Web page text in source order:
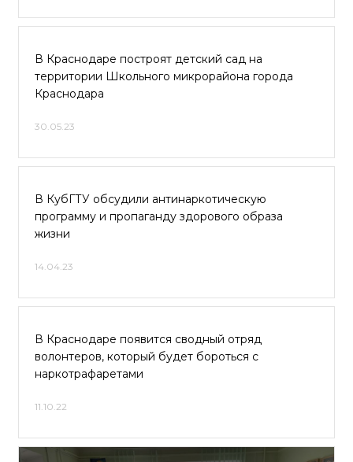
В Краснодаре построят детский сад на
территории Школьного микрорайона города
Краснодара
30.05.23
В КубГТУ обсудили антинаркотическую
программу и пропаганду здорового образа
жизни
14.04.23
В Краснодаре появится сводный отряд
волонтеров, который будет бороться с
наркотрафаретами
11.10.22